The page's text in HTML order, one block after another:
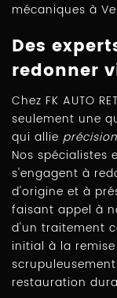
mécaniques à
Des
redonner
Chez FK AUTO
seulement une
qui allie
Nos spécialistes
s'engagent à
d'origine et à
faisant appel à
d'un traitement
initial à la
restauration